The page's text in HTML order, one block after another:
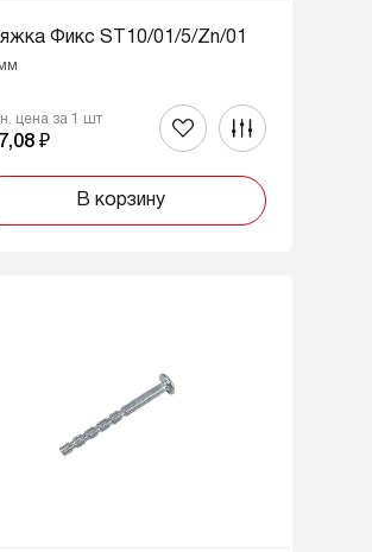
Фикс ST10/01/5/Zn/01
цена за 1 шт
₽
В корзину